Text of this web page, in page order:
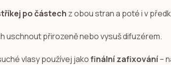
po částech z obou stran a poté i v
uschnout přirozeně nebo vysuš difuzérem.
vlasy používej jakofinální zafixování–